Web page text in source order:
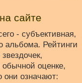
сайте
- субъективная,
альбома. Рейтинги
оценке,
они означают: